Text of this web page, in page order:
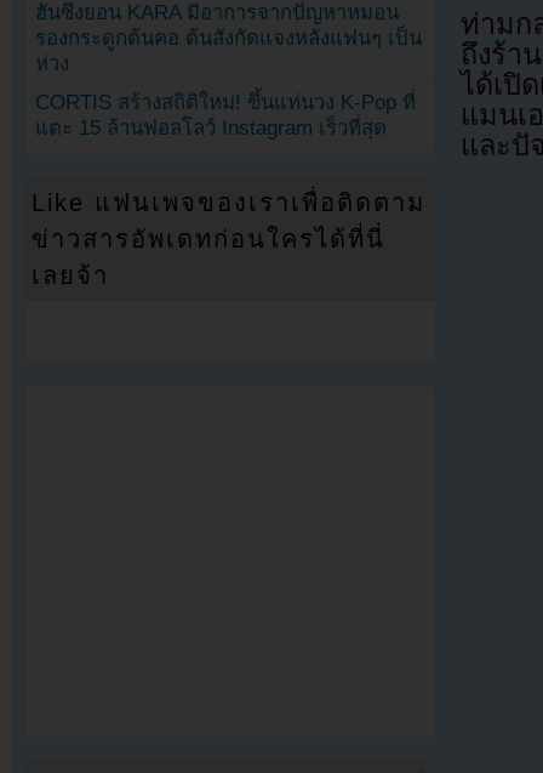
ท่ามก
ถึงร้า
ได้เปิ
แมนเ
และปั
ฮันซึงยอน KARA มีอาการจากปัญหาหมอน
รองกระดูกต้นคอ ต้นสังกัดแจงหลังแฟนๆ เป็น
ห่วง
CORTIS สร้างสถิติใหม่! ขึ้นแท่นวง K-Pop ที่
แตะ 15 ล้านฟอลโลว์ Instagram เร็วที่สุด
Like แฟนเพจของเราเพื่อติดตาม
ข่าวสารอัพเดทก่อนใครได้ที่นี่
เลยจ้า